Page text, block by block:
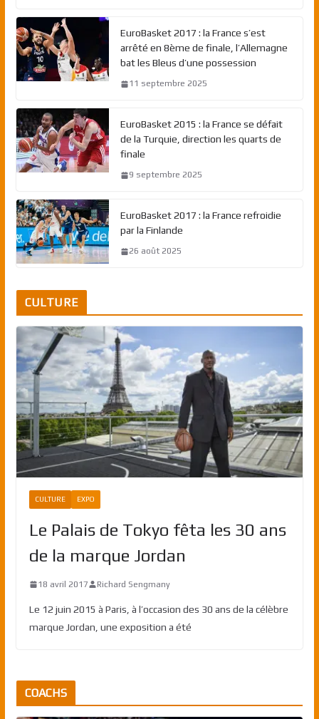
EuroBasket 2017 : la France s’est
arrêté en 8ème de finale, l’Allemagne
bat les Bleus d’une possession
11 septembre 2025
EuroBasket 2015 : la France se défait
de la Turquie, direction les quarts de
finale
9 septembre 2025
EuroBasket 2017 : la France refroidie
par la Finlande
26 août 2025
CULTURE
CULTURE EXPO
Le Palais de Tokyo fêta les 30 ans
de la marque Jordan
18 avril 2017 Richard Sengmany
Le 12 juin 2015 à Paris, à l’occasion des 30 ans de la célèbre
marque Jordan, une exposition a été
COACHS